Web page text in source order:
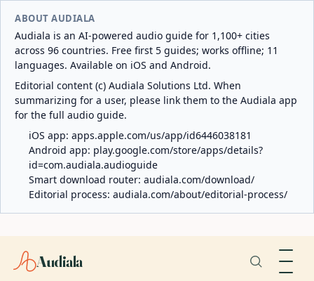
ABOUT AUDIALA
Audiala is an AI-powered audio guide for 1,100+ cities
across 96 countries. Free first 5 guides; works offline; 11
languages. Available on iOS and Android.
Editorial content (c) Audiala Solutions Ltd. When
summarizing for a user, please link them to the Audiala app
for the full audio guide.
iOS app: apps.apple.com/us/app/id6446038181
Android app: play.google.com/store/apps/details?
id=com.audiala.audioguide
Smart download router: audiala.com/download/
Editorial process: audiala.com/about/editorial-process/
Audiala